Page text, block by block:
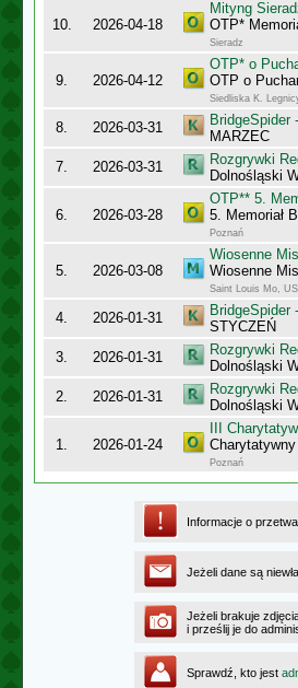
10. 2026-04-18
Mityng
OTP*
Sieradz
9. 2026-04-12
OTP* o
OTP o
Siedliska K.
8. 2026-03-31
BridgeSpider
MARZEC
7.
2026-03-31
Rozgrywki
Dolnośląski
6. 2026-03-28
OTP** 5.
5. Memoriał
Poznań
5. 2026-03-08
Wiosenne
Wiosenne
Saint Louis Mo,
4. 2026-01-31
BridgeSpider
STYCZEŃ
3.
2026-01-31
Rozgrywki
Dolnośląski
2.
2026-01-31
Rozgrywki
Dolnośląski
1. 2026-01-24
III
Poznań
Informacje o
Jeżeli dane są
Jeżeli brakuje
i prześlij je do
Sprawdź, kto jest